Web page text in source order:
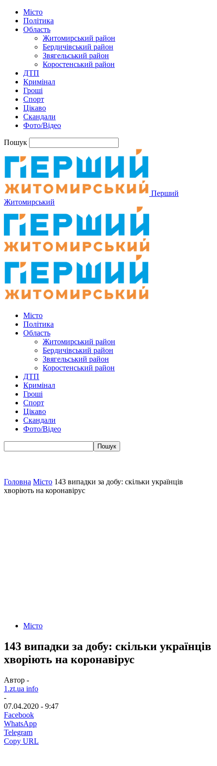
Місто
Політика
Область
Житомирський район
Бердичівський район
Звягельський район
Коростенський район
ДТП
Кримінал
Гроші
Спорт
Цікаво
Скандали
Фото/Відео
Пошук
Перший
Житомирський
Місто
Політика
Область
Житомирський район
Бердичівський район
Звягельський район
Коростенський район
ДТП
Кримінал
Гроші
Спорт
Цікаво
Скандали
Фото/Відео
Головна Місто 143 випадки за добу: скільки українців
хворіють на коронавірус
Місто
143 випадки за добу: скільки українців
хворіють на коронавірус
Автор -
1.zt.ua info
-
07.04.2020 - 9:47
Facebook
WhatsApp
Telegram
Copy URL